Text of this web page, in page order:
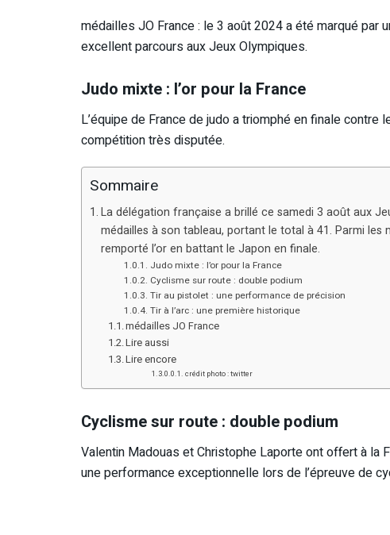
médailles JO France : le 3 août 2024 a été marqué par
excellent parcours aux Jeux Olympiques.
Judo mixte : l’or pour la France
L’équipe de France de judo a triomphé en finale contre
compétition très disputée.
Sommaire
La délégation française a brillé ce samedi 3 août aux
médailles à son tableau, portant le total à 41. Parmi les
remporté l’or en battant le Japon en finale.
Judo mixte : l’or pour la France
Cyclisme sur route : double podium
Tir au pistolet : une performance de précision
Tir à l’arc : une première historique
médailles JO France
Lire aussi
Lire encore
crédit photo : twitter
Cyclisme sur route : double podium
Valentin Madouas et Christophe Laporte ont offert à la
une performance exceptionnelle lors de l’épreuve de